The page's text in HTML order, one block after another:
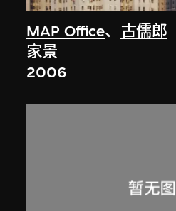
MAP Office、 古儒郎
家景
2006